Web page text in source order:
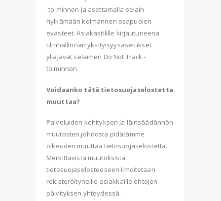
-toiminnon ja asettamalla selain
hylkämään kolmannen osapuolen
evästeet. Asiakastilille kirjautuneena
tilinhallinnan yksityisyysasetukset
yliajavat selaimen Do Not Track -
toiminnon.
Voidaanko tätä tietosuojaselostetta
muuttaa?
Palveluiden kehityksen ja läinsäädännön
muutosten johdosta pidätämme
oikeuden muuttaa tietosuojaselostetta.
Merkittävistä muutoksista
tietosuojaselosteeseen ilmoitetaan
rekisteröityneille asiakkaille ehtojen
päivityksen yhteydessä.